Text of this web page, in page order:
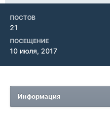
ПОСТОВ
21
ПОСЕЩЕНИЕ
10 июля, 2017
Информация